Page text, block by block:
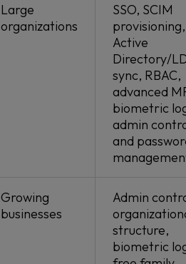
Large
organizations
SSO, SCIM
provisioning,
Active
Directory/
sync, RBAC,
advanced
biometric
admin
and
Growing
businesses
Admin
structure,
biometric